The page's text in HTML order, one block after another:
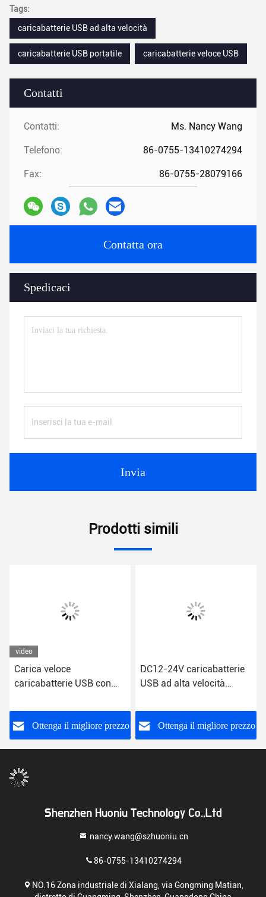
Contatti
Contatti: Ms. Nancy Wang
Telefono: 86-0755-13410274294
Fax: 86-0755-28079166
Contatta ora
Spedicaci
Invia
Tags:
caricabatterie USB ad alta velocità
caricabatterie USB portatile caricabatterie veloce USB
Prodotti simili
video
Carica veloce
caricabatterie USB con
alloggiamento in plastica
corrente continua
tensione di ingresso 12V -
Ottenga il migliore prezzo
DC12-24V caricabatterie
USB ad alta velocità
esperienza di ricarica auto
Ottenga il migliore prezzo
Shenzhen Huoniu Technology Co.,Ltd
nancy.wang@szhuoniu.cn
86-0755-13410274294
NO.16 Zona industriale di Xialang, via Gongming Matian,